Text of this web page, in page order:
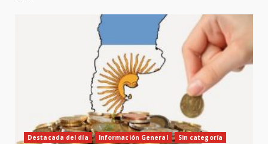
Destacada del día Información General Sin categoría